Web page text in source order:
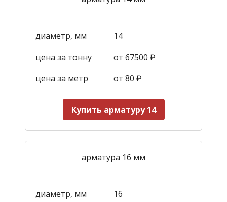
диаметр, мм
14
цена за тонну
от 67500 ₽
цена за метр
от 80 ₽
Купить арматуру 14
арматура 16 мм
диаметр, мм 16